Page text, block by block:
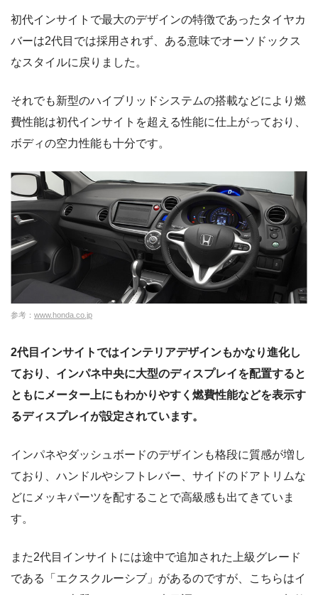
初代インサイトで最大のデザインの特徴であったタイヤカ
バーは2代目では採用されず、ある意味でオーソドックス
なスタイルに戻りました。
それでも新型のハイブリッドシステムの搭載などにより燃
費性能は初代インサイトを超える性能に仕上がっており、
ボディの空力性能も十分です。
参考： www.honda.co.jp
2代目インサイトではインテリアデザインもかなり進化し
ており、インパネ中央に大型のディスプレイを配置すると
ともにメーター上にもわかりやすく燃費性能などを表示す
るディスプレイが設定されています。
インパネやダッシュボードのデザインも格段に質感が増し
ており、ハンドルやシフトレバー、サイドのドアトリムな
どにメッキパーツを配することで高級感も出てきていま
す。
また2代目インサイトには途中で追加された上級グレード
である「エクスクルーシブ」があるのですが、こちらはイ